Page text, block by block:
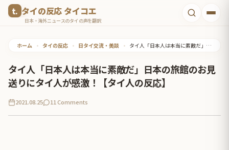
タイの反応 タイコエ
日本・海外ニュースのタイの声を翻訳
ホーム • タイの反応 • 日タイ交流・美談 • タイ人「日本人は本当に素敵だ」日本の旅館のお見送りにタイ人が感激！【タイ人の反応】
タイ人「日本人は本当に素敵だ」日本の旅館のお見
送りにタイ人が感激！【タイ人の反応】
2021.08.25 11 Comments